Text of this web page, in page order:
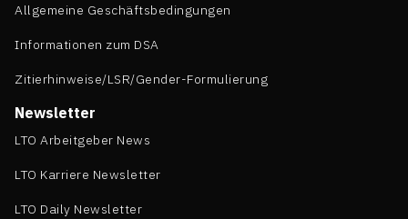
Allgemeine Geschäftsbedingungen
Informationen zum DSA
Zitierhinweise/LSR/Gender-Formulierung
Newsletter
LTO Arbeitgeber News
LTO Karriere Newsletter
LTO Daily Newsletter